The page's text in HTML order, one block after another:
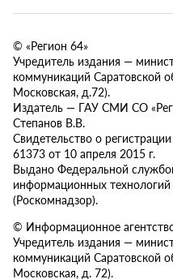
© «Регион 64»
Учредитель издания —
коммуникаций Саратовской
Московская, д.72).
Издатель — ГАУ СМИ СО
Степанов В.В.
Свидетельство о
61373 от 10 апреля 2015 г.
Выдано Федеральной
информационных
(Роскомнадзор).
© Информационное
Учредитель издания —
коммуникаций Саратовской
Московская, д. 72).